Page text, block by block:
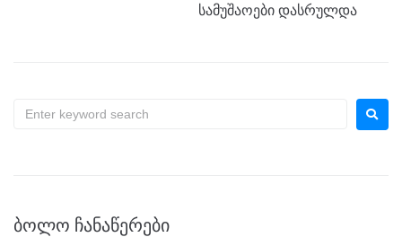
სამუშაოები დასრულდა
ᲑᲝᲚᲝ ᲩᲐᲜᲐᲬᲔᲠᲔᲑᲘ